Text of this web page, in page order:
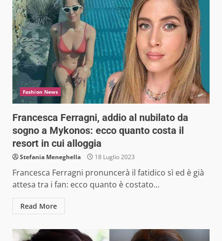
Fashion News
Francesca Ferragni, addio al nubilato da
sogno a Mykonos: ecco quanto costa il
resort in cui alloggia
Stefania Meneghella 18 Luglio 2023
Francesca Ferragni pronuncerà il fatidico sì ed è già
attesa tra i fan: ecco quanto è costato...
Read More